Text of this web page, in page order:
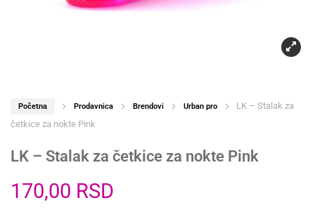
Početna Prodavnica Brendovi Urban pro
LK – Stalak za
četkice za nokte Pink
LK – Stalak za četkice za nokte Pink
170,00 RSD